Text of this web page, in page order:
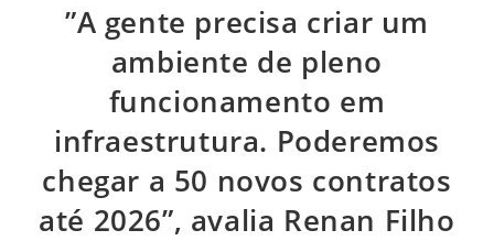
”A gente precisa criar um
ambiente de pleno
funcionamento em
infraestrutura. Poderemos
chegar a 50 novos contratos
até 2026”, avalia Renan Filho